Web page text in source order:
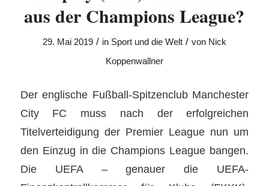
aus der Champions League?
29. Mai 2019 / in Sport und die Welt / von Nick
Koppenwallner
Der englische Fußball-Spitzenclub Manchester
City FC muss nach der erfolgreichen
Titelverteidigung der Premier League nun um
den Einzug in die Champions League bangen.
Die UEFA – genauer die UEFA-